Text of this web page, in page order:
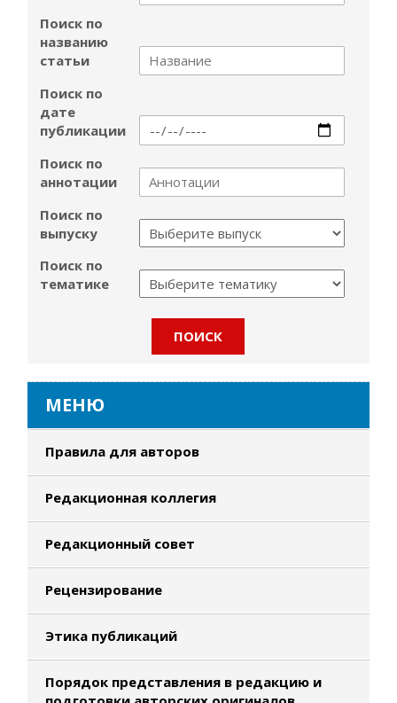
Поиск по
названию
статьи
Поиск по
дате
публикации
Поиск по
аннотации
Поиск по
выпуску
Поиск по
тематике
МЕНЮ
Правила для авторов
Редакционная коллегия
Редакционный совет
Рецензирование
Этика публикаций
Порядок представления в редакцию и